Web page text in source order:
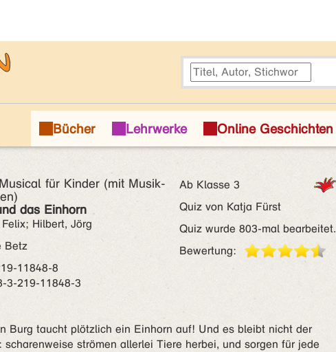
für Kinder (mit Musik-
das Einhorn
Hilbert, Jörg
Betz
11848-8
3-219-11848-3
Ab Klasse 3
Quiz von Katja Fürst
Quiz wurde 803-mal bearbeitet.
Bewertung:
Burg taucht plötzlich ein Einhorn auf! Und es bleibt nicht der
strömen allerlei Tiere herbei, und sorgen für jede